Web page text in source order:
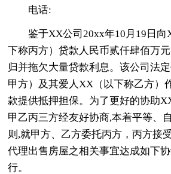
电话:
鉴于XX公司20xx年10月19日
下称丙方）贷款人民币贰仟肆佰万
归并拖欠大量贷款利息。该公司法
甲方）及其爱人XX（以下称乙方）
款提供抵押担保。为了更好的协助
甲乙丙三方经友好协商,本着平等、
则,就甲方、乙方委托丙方，丙方接
代理出售房屋之相关事宜达成如下
行。